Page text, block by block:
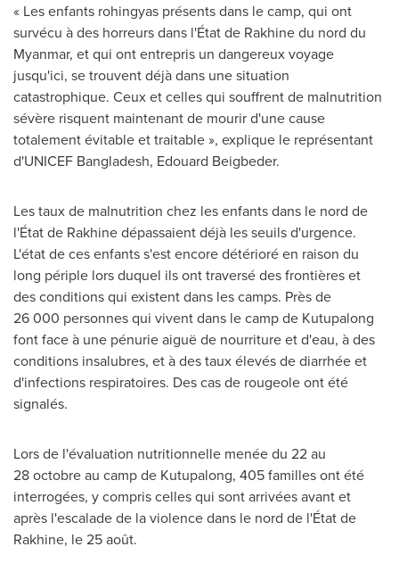
« Les enfants rohingyas présents dans le camp, qui ont
survécu à des horreurs dans l'État de Rakhine du nord du
Myanmar, et qui ont entrepris un dangereux voyage
jusqu'ici, se trouvent déjà dans une situation
catastrophique. Ceux et celles qui souffrent de malnutrition
sévère risquent maintenant de mourir d'une cause
totalement évitable et traitable », explique le représentant
d'UNICEF Bangladesh, Edouard Beigbeder.
Les taux de malnutrition chez les enfants dans le nord de
l'État de Rakhine dépassaient déjà les seuils d'urgence.
L'état de ces enfants s'est encore détérioré en raison du
long périple lors duquel ils ont traversé des frontières et
des conditions qui existent dans les camps. Près de
26 000 personnes qui vivent dans le camp de Kutupalong
font face à une pénurie aiguë de nourriture et d'eau, à des
conditions insalubres, et à des taux élevés de diarrhée et
d'infections respiratoires. Des cas de rougeole ont été
signalés.
Lors de l'évaluation nutritionnelle menée du 22 au
28 octobre au camp de Kutupalong, 405 familles ont été
interrogées, y compris celles qui sont arrivées avant et
après l'escalade de la violence dans le nord de l'État de
Rakhine, le 25 août.